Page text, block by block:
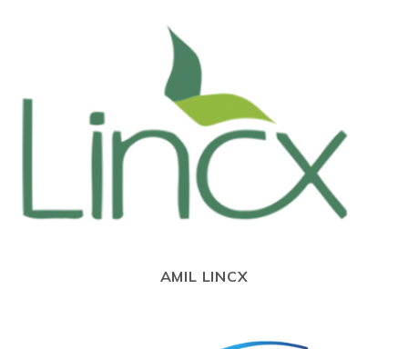
AMIL LINCX